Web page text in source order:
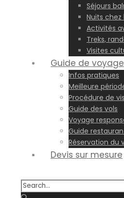
Séjours
Nuits chez
Activités
Treks,
Visites
Guide de voyage
Infos pratiques
Meilleure
Procédure de
Guide des vols
Voyage
Guide
Réservation du
Devis sur mesure